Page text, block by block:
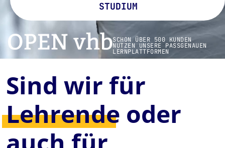
STUDIUM
SCHON ÜBER 500 KUNDEN
NUTZEN UNSERE PASSGENAUEN
LERNPLATTFORMEN
Sind wir für
Lehrende oder